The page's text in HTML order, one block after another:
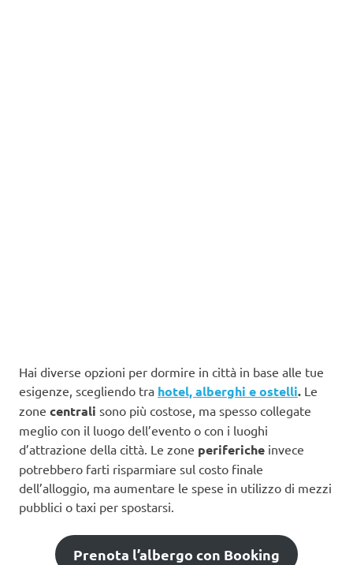
Hai diverse opzioni per dormire in città in base alle tue
esigenze, scegliendo tra hotel, alberghi e ostelli. Le
zone centrali sono più costose, ma spesso collegate
meglio con il luogo dell’evento o con i luoghi
d’attrazione della città. Le zone periferiche invece
potrebbero farti risparmiare sul costo finale
dell’alloggio, ma aumentare le spese in utilizzo di mezzi
pubblici o taxi per spostarsi.
Prenota l’albergo con Booking